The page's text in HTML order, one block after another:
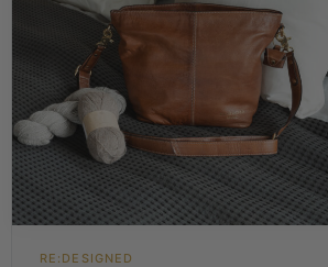
RE:DESIGNED